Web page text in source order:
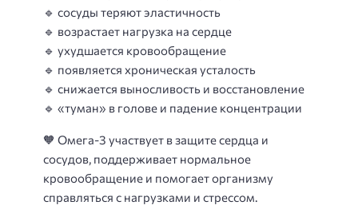
🔹 сосуды теряют эластичность
🔹 возрастает нагрузка на сердце
🔹 ухудшается кровообращение
🔹 появляется хроническая усталость
🔹 снижается выносливость и восстановление
🔹 «туман» в голове и падение концентрации
🧡 Омега-3 участвует в защите сердца и
сосудов, поддерживает нормальное
кровообращение и помогает организму
справляться с нагрузками и стрессом.